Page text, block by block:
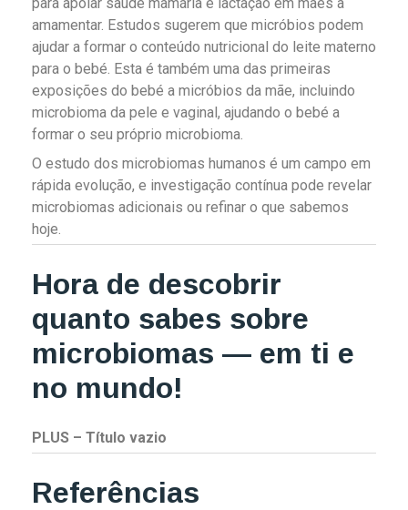
amamentar. Estudos sugerem que micróbios podem
ajudar a formar o conteúdo nutricional do leite materno
para o bebé. Esta é também uma das primeiras
exposições do bebé a micróbios da mãe, incluindo
microbioma da pele e vaginal, ajudando o bebé a
formar o seu próprio microbioma.
O estudo dos microbiomas humanos é um campo em
rápida evolução, e investigação contínua pode revelar
microbiomas adicionais ou refinar o que sabemos
hoje.
Hora de descobrir
quanto sabes sobre
microbiomas — em ti e
no mundo!
PLUS – Título vazio
Referências